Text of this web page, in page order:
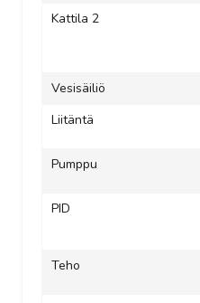
Kattila 2
Vesisäiliö
Liitäntä
Pumppu
PID
Teho